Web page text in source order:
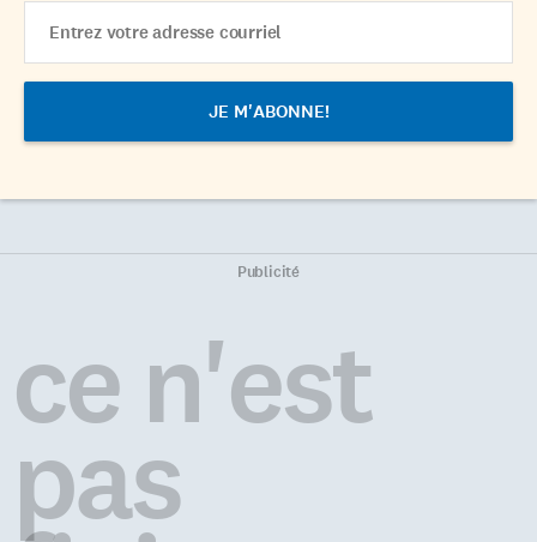
Address
Publicité
ce n'est
pas